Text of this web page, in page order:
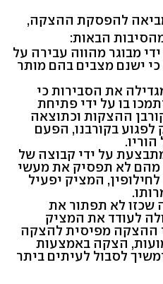
להפסקת ההצקה,
הבאות:
מבוגר מהווה עבירה על
ישנם מצבים בהם מותר
את הסבירות כי
בו על ידי פתיחת
ההצקות וכתוצאה
בקורבנו, הפעם
על ידי קבוצה של
מהם לא תפסיק את מעשי
המציק יפעיל
שכזו לא תפתור את
לעודד את המציק
ההצקה מפיסית להצקה
הצקה באמצעות
לסבול לעיתים ביתר